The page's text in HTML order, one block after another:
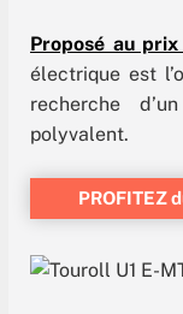
Proposé au
électrique est
recherche
polyvalent.
PROFITEZ